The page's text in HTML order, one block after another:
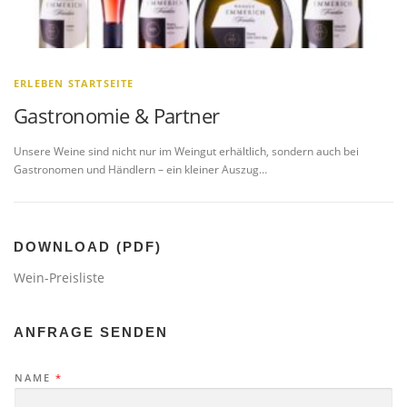
ERLEBEN STARTSEITE
Gastronomie & Partner
Unsere Weine sind nicht nur im Weingut erhältlich, sondern auch bei
Gastronomen und Händlern – ein kleiner Auszug…
DOWNLOAD (PDF)
Wein-Preisliste
ANFRAGE SENDEN
NAME *